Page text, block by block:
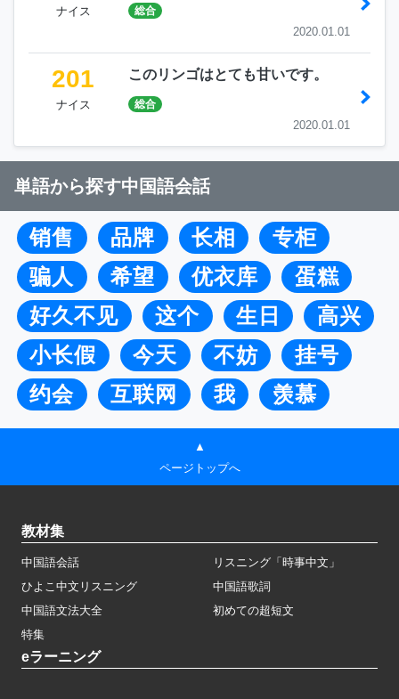
ナイス 総合
2020.01.01
201
ナイス
このリンゴはとても甘いです。
総合
2020.01.01
単語から探す中国語会話
销售 品牌 长相
专柜
骗人
希望 优衣库
蛋糕
好久不见
这个 生日
高兴
小长假
今天 不妨
挂号
约会
互联网 我 羡慕
▲
ページトップへ
教材集
中国語会話
リスニング「時事中文」
ひよこ中文リスニング
中国語歌詞
中国語文法大全
初めての超短文
特集
eラーニング